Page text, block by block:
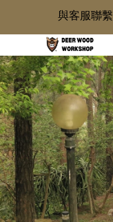
家具
木雜貨
生活器具
古物道具
與客服聯繫